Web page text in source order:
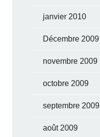
janvier 2010
Décembre 2009
novembre 2009
octobre 2009
septembre 2009
août 2009